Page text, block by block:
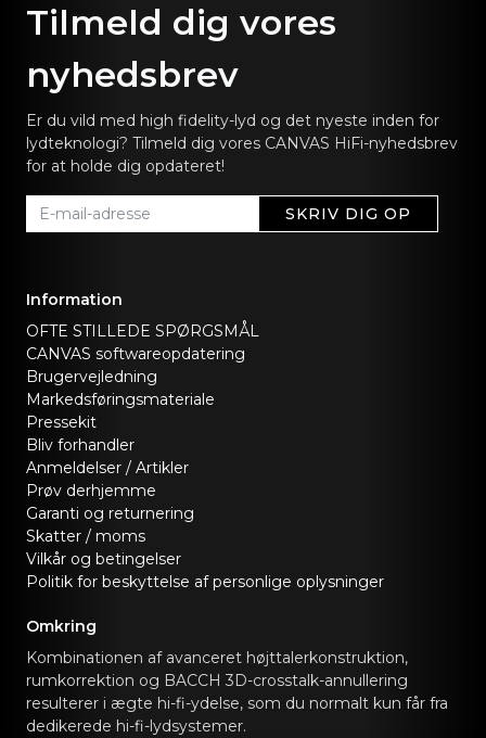
Tilmeld dig vores
nyhedsbrev
Er du vild med high fidelity-lyd og det nyeste inden for
lydteknologi? Tilmeld dig vores CANVAS HiFi-nyhedsbrev
for at holde dig opdateret!
SKRIV DIG OP
Information
OFTE STILLEDE SPØRGSMÅL
CANVAS softwareopdatering
Brugervejledning
Markedsføringsmateriale
Pressekit
Bliv forhandler
Anmeldelser / Artikler
Prøv derhjemme
Garanti og returnering
Skatter / moms
Vilkår og betingelser
Politik for beskyttelse af personlige oplysninger
Omkring
Kombinationen af avanceret højttalerkonstruktion,
rumkorrektion og BACCH 3D-crosstalk-annullering
resulterer i ægte hi-fi-ydelse, som du normalt kun får fra
dedikerede hi-fi-lydsystemer.